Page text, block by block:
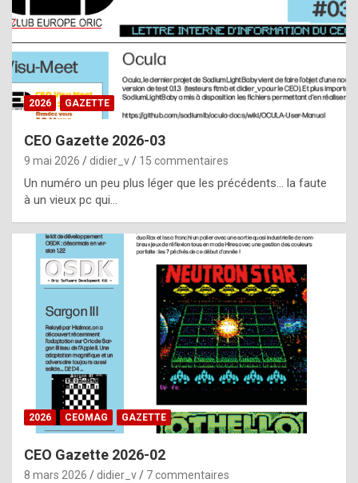
t
a
s
i
e
f
o
m
m
a
y
b
e
b
y
g
2026 GAZETTE
CEO Gazette 2026-03
9 mai 2026 didier_v 15 commentaires
Un numéro un peu plus léger que les précédents… la faute
à un vieux pc qui…
2026 CEOMAG GAZETTE
CEO Gazette 2026-02
8 mars 2026 didier_v 7 commentaires